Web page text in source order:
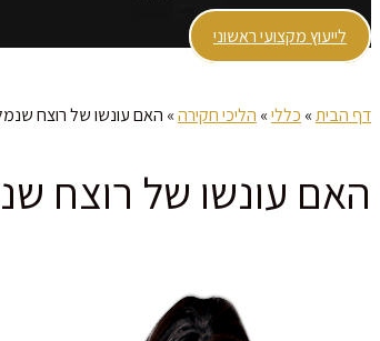
לייעוץ מקצועי ראשוני
דף הבית» כללי» הליכי חקירה» האם עונשו של רוצח
האם עונשו של רוצח